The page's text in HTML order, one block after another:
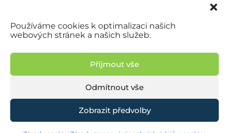
Používáme cookies k optimalizaci našich
webových stránek a našich služeb.
Příjmout vše
Odmítnout vše
Zobrazit předvolby
RYCHLÝ KONTAKT
+420 603 188 870
+420 777 722 760 p. Pilař, obchodní zástupce